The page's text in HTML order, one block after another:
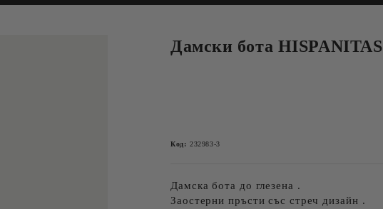
Дамски бота HISPANITAS
Код: 232983-3
Дамска бота до глезена .
Заостерни пръсти със стреч дизайн .